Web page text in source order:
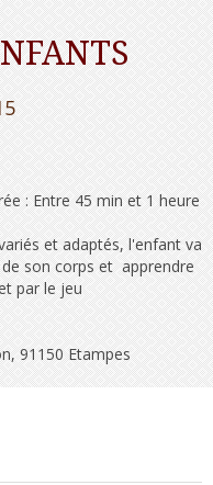
: Entre 45 min et 1 heure
et adaptés, l'enfant va
son corps et apprendre
par le jeu
91150 Etampes